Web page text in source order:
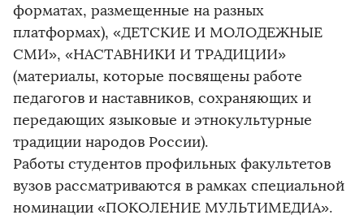
форматах, размещенные на разных
платформах), «ДЕТСКИЕ И МОЛОДЕЖНЫЕ
СМИ», «НАСТАВНИКИ И ТРАДИЦИИ»
(материалы, которые посвящены работе
педагогов и наставников, сохраняющих и
передающих языковые и этнокультурные
традиции народов России).
Работы студентов профильных факультетов
вузов рассматриваются в рамках специальной
номинации «ПОКОЛЕНИЕ МУЛЬТИМЕДИА».